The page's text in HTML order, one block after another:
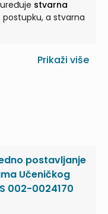
stvarna
a stvarna
Prikaži više
postavljanje
Učeničkog
002-0024170